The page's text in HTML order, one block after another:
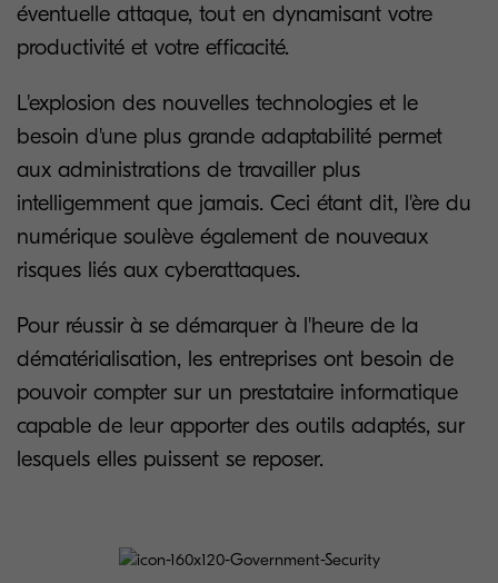
éventuelle attaque, tout en dynamisant votre
productivité et votre efficacité.
L'explosion des nouvelles technologies et le
besoin d'une plus grande adaptabilité permet
aux administrations de travailler plus
intelligemment que jamais. Ceci étant dit, l'ère du
numérique soulève également de nouveaux
risques liés aux cyberattaques.
Pour réussir à se démarquer à l'heure de la
dématérialisation, les entreprises ont besoin de
pouvoir compter sur un prestataire informatique
capable de leur apporter des outils adaptés, sur
lesquels elles puissent se reposer.